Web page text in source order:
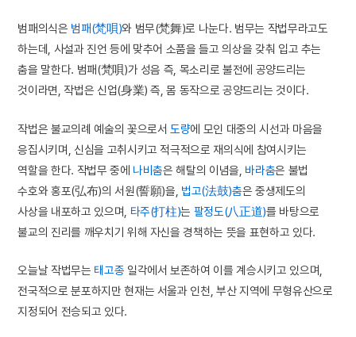
범패의식은 범패(梵唄)와 범무(梵舞)로 나눈다. 범무는 작법무라고도
하는데, 사설과 진언 등에 맞추어 소품을 들고 의상을 갖춰 입고 추는
춤을 말한다. 범패(梵唄)가 성음 즉, 목소리로 불전에 공양드리는
것이라면, 작법은 신업(身業) 즉, 몸 동작으로 공양드리는 것이다.
작법은 불교의례 예술의 꽃으로서 도량에 모인 대중의 시선과 마음을
응집시키며, 신심을 고취시키고 적극적으로 재의식에 참여시키는
역할을 한다. 작법무 중에 나비춤은 해탈의 이념을, 바라춤은 불법
수호와 홍포(弘布)의 서원(誓願)을, 법고(法鼓)춤은 중생제도의
사상을 내포하고 있으며, 타주(打柱)는 팔정도(八正道)를 바탕으로
불교의 진리를 깨우치기 위해 자신을 경책하는 뜻을 표현하고 있다.
오늘날 작법무는 태고종 일각에서 보존하여 이를 계승시키고 있으며,
전국적으로 분포하지만 현재는 서울과 인천, 부산 지역에 무형유산으로
지정되어 전승되고 있다.